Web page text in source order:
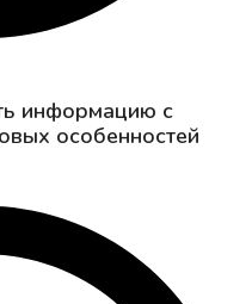
информацию с
особенностей